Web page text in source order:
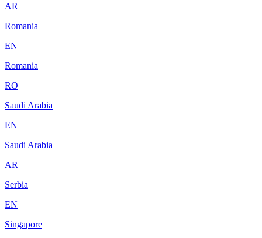
AR
Romania
EN
Romania
RO
Saudi Arabia
EN
Saudi Arabia
AR
Serbia
EN
Singapore